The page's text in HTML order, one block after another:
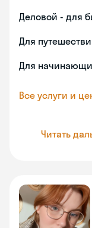
Деловой - для
Для
Для
Все услуги и
Читать